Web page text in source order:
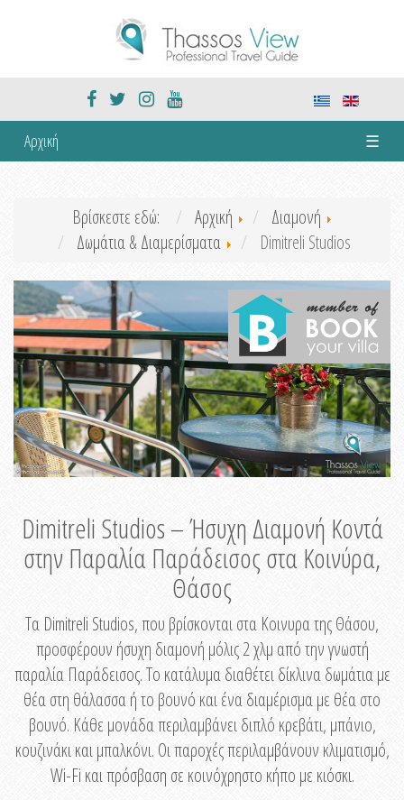
Αρχική ☰
Βρίσκεστε εδώ: Αρχική
Διαμονή
Δωμάτια & Διαμερίσματα
Dimitreli Studios
Dimitreli Studios – Ήσυχη Διαμονή Κοντά
στην Παραλία Παράδεισος στα Κοινύρα,
Θάσος
Τα Dimitreli Studios, που βρίσκονται στα Κοινυρα της Θάσου,
προσφέρουν ήσυχη διαμονή μόλις 2 χλμ από την γνωστή
παραλία Παράδεισος. Το κατάλυμα διαθέτει δίκλινα δωμάτια με
θέα στη θάλασσα ή το βουνό και ένα διαμέρισμα με θέα στο
βουνό. Κάθε μονάδα περιλαμβάνει διπλό κρεβάτι, μπάνιο,
κουζινάκι και μπαλκόνι. Οι παροχές περιλαμβάνουν κλιματισμό,
Wi-Fi και πρόσβαση σε κοινόχρηστο κήπο με κιόσκι.